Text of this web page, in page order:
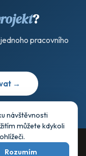
?
pracovního
→
LinkedIn
návštěvnosti
můžete kdykoli
Rozumím